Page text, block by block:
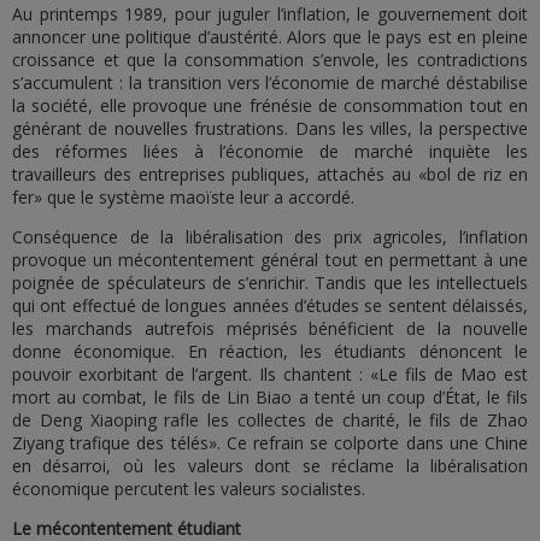
Au printemps 1989, pour juguler l’inflation, le gouvernement doit
annoncer une politique d’austérité. Alors que le pays est en pleine
croissance et que la consommation s’envole, les contradictions
s’accumulent : la transition vers l’économie de marché déstabilise
la société, elle provoque une frénésie de consommation tout en
générant de nouvelles frustrations. Dans les villes, la perspective
des réformes liées à l’économie de marché inquiète les
travailleurs des entreprises publiques, attachés au «bol de riz en
fer» que le système maoïste leur a accordé.
Conséquence de la libéralisation des prix agricoles, l’inflation
provoque un mécontentement général tout en permettant à une
poignée de spéculateurs de s’enrichir. Tandis que les intellectuels
qui ont effectué de longues années d’études se sentent délaissés,
les marchands autrefois méprisés bénéficient de la nouvelle
donne économique. En réaction, les étudiants dénoncent le
pouvoir exorbitant de l’argent. Ils chantent : «Le fils de Mao est
mort au combat, le fils de Lin Biao a tenté un coup d’État, le fils
de Deng Xiaoping rafle les collectes de charité, le fils de Zhao
Ziyang trafique des télés». Ce refrain se colporte dans une Chine
en désarroi, où les valeurs dont se réclame la libéralisation
économique percutent les valeurs socialistes.
Le mécontentement étudiant